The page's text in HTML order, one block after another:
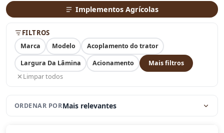
Implementos Agrícolas
FILTROS
Marca Modelo
Acoplamento do trator
Largura Da Lâmina
Acionamento Mais filtros
Limpar todos
ORDENAR PORMais relevantes